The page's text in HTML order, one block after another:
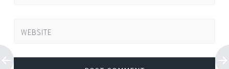
WEBSITE